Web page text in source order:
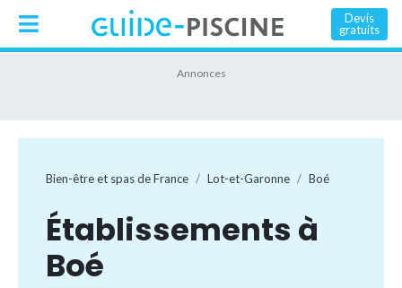
Devis
gratuits
Bien-être et spas de France Lot-et-Garonne Boé
Établissements à
Boé